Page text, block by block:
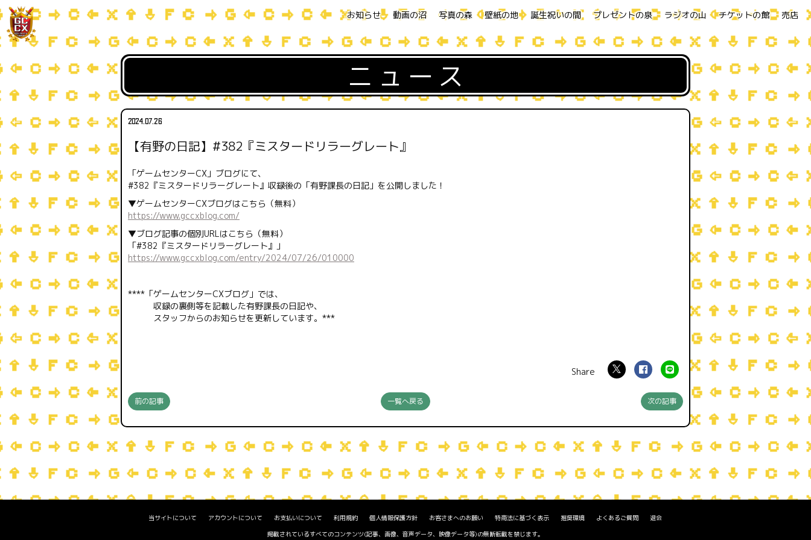
お知らせ 動画の沼 写真の森 壁紙の地 誕生祝いの間 プレゼントの泉 ラジオの山 チケットの館 売店
ニュース
2024.07.26
【有野の日記】#382『ミスタードリラーグレート』
「ゲームセンターCX」ブログにて、
#382『ミスタードリラーグレート』収録後の「有野課長の日記」を公開しました！
▼ゲームセンターCXブログはこちら（無料）
https://www.gccxblog.com/
▼ブログ記事の個別URLはこちら（無料）
「#382『ミスタードリラーグレート』」
https://www.gccxblog.com/entry/2024/07/26/010000
****「ゲームセンターCXブログ」では、
収録の裏側等を記載した有野課長の日記や、
スタッフからのお知らせを更新しています。***
次の記事
一覧へ戻る
前の記事
当サイトについて アカウントについて お支払いについて 利用規約 個人情報保護方針 お客さまへのお願い 特商法に基づく表示 推奨環境 よくあるご質問
退会
掲載されているすべてのコンテンツ(記事、画像、音声データ、映像データ等)の無断転載を禁じます。